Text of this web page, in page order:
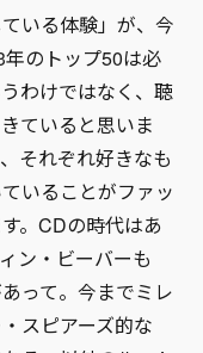
いる体験」が、今
のトップ50は必
わけではなく、聴
ていると思いま
それぞれ好きなも
いることがファッ
。CDの時代はあ
ン・ビーバーも
って。今までミレ
スピアーズ的な